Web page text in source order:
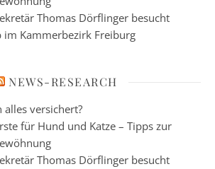
Thomas Dörflinger besucht
im Kammerbezirk Freiburg
NEWS-RESEARCH
alles versichert?
für Hund und Katze – Tipps zur
Thomas Dörflinger besucht